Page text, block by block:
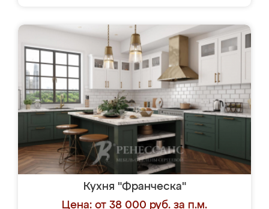
Кухня "Франческа"
Цена: от 38 000 руб. за п.м.